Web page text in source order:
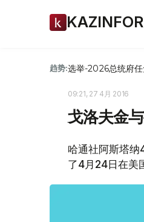
趋势:选举-2026总统府
09:21, 27 4月 2016
戈洛夫金
哈通社阿斯塔
了4月24日在美